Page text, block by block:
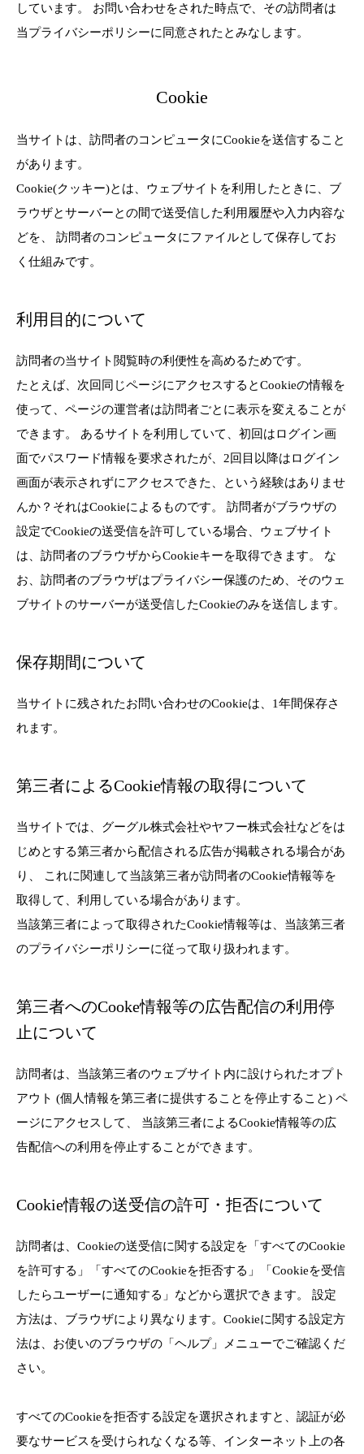
しています。 お問い合わせをされた時点で、その訪問者は
当プライバシーポリシーに同意されたとみなします。
Cookie
当サイトは、訪問者のコンピュータにCookieを送信すること
があります。
Cookie(クッキー)とは、ウェブサイトを利用したときに、ブ
ラウザとサーバーとの間で送受信した利用履歴や入力内容な
どを、 訪問者のコンピュータにファイルとして保存してお
く仕組みです。
利用目的について
訪問者の当サイト閲覧時の利便性を高めるためです。
たとえば、次回同じページにアクセスするとCookieの情報を
使って、ページの運営者は訪問者ごとに表示を変えることが
できます。 あるサイトを利用していて、初回はログイン画
面でパスワード情報を要求されたが、2回目以降はログイン
画面が表示されずにアクセスできた、という経験はありませ
んか？それはCookieによるものです。 訪問者がブラウザの
設定でCookieの送受信を許可している場合、ウェブサイト
は、訪問者のブラウザからCookieキーを取得できます。 な
お、訪問者のブラウザはプライバシー保護のため、そのウェ
ブサイトのサーバーが送受信したCookieのみを送信します。
保存期間について
当サイトに残されたお問い合わせのCookieは、1年間保存さ
れます。
第三者によるCookie情報の取得について
当サイトでは、グーグル株式会社やヤフー株式会社などをは
じめとする第三者から配信される広告が掲載される場合があ
り、 これに関連して当該第三者が訪問者のCookie情報等を
取得して、利用している場合があります。
当該第三者によって取得されたCookie情報等は、当該第三者
のプライバシーポリシーに従って取り扱われます。
第三者へのCooke情報等の広告配信の利用停
止について
訪問者は、当該第三者のウェブサイト内に設けられたオプト
アウト (個人情報を第三者に提供することを停止すること) ペ
ージにアクセスして、 当該第三者によるCookie情報等の広
告配信への利用を停止することができます。
Cookie情報の送受信の許可・拒否について
訪問者は、Cookieの送受信に関する設定を「すべてのCookie
を許可する」「すべてのCookieを拒否する」「Cookieを受信
したらユーザーに通知する」などから選択できます。 設定
方法は、ブラウザにより異なります。Cookieに関する設定方
法は、お使いのブラウザの「ヘルプ」メニューでご確認くだ
さい。
すべてのCookieを拒否する設定を選択されますと、認証が必
要なサービスを受けられなくなる等、インターネット上の各